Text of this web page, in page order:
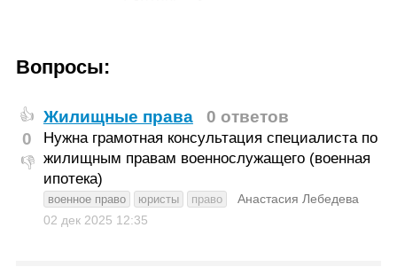
Вопросы:
👍
0
👎
Жилищные права 0 ответов
Нужна грамотная консультация специалиста по
жилищным правам военнослужащего (военная
ипотека)
военное право юристы право
Анастасия Лебедева
02 дек 2025 12:35